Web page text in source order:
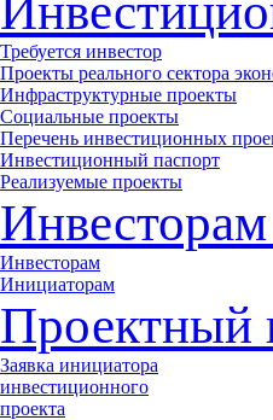
Требуется инвестор
Проекты реального сектора
Инфраструктурные проекты
Социальные проекты
Перечень инвестиционных
Инвестиционный паспорт
Реализуемые проекты
Инвесторам
Инициаторам
Проектный
Заявка инициатора
инвестиционного
проекта